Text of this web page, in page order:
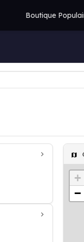
Boutique
+
−